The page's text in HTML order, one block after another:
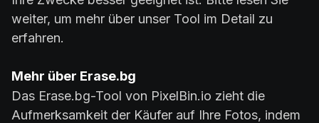
weiter, um mehr über unser Tool im Detail zu
erfahren.
Mehr über Erase.bg
Das Erase.bg-Tool von PixelBin.io zieht die
Aufmerksamkeit der Käufer auf Ihre Fotos, indem